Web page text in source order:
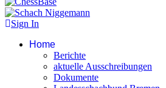
Sign In
Home
Berichte
aktuelle Ausschreibungen
Dokumente